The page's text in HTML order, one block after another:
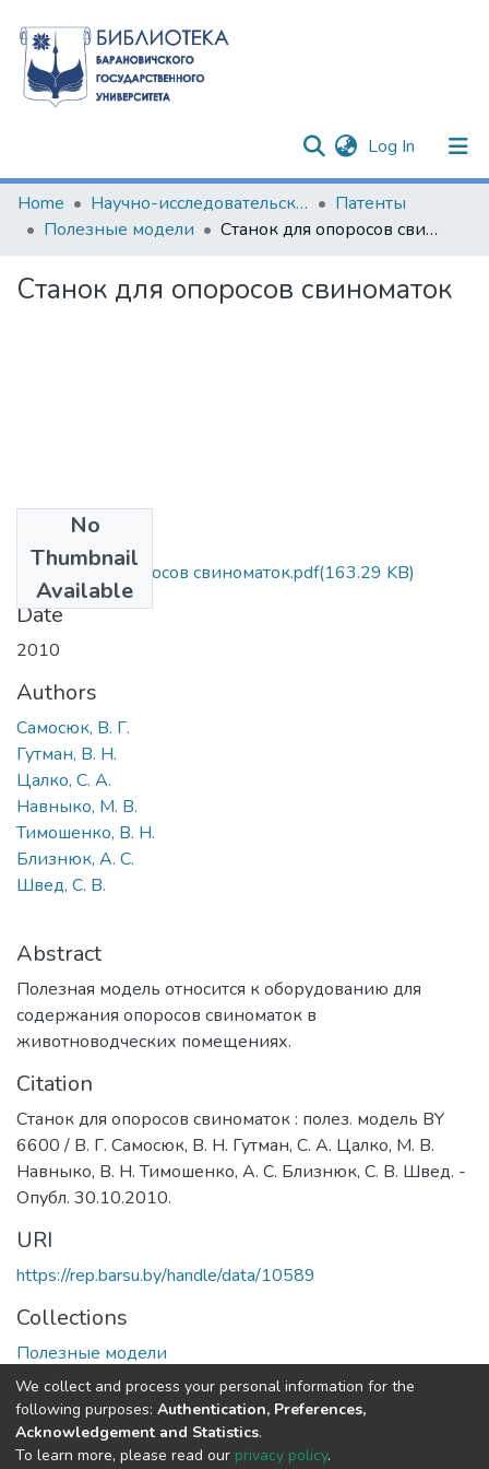
Log In (current)
Communities & Collections
Statistics
Home Научно-исследовательские разработки
Патенты
Полезные модели
Станок для опоросов свиноматок
Станок для опоросов свиноматок
No
Thumbnail
Available
Станок для опоросов свиноматок.pdf(163.29 KB)
Date
2010
Authors
Самосюк, В. Г.
Гутман, В. Н.
Цалко, С. А.
Навныко, М. В.
Тимошенко, В. Н.
Близнюк, А. С.
Швед, С. В.
Abstract
Полезная модель относится к оборудованию для
содержания опоросов свиноматок в
животноводческих помещениях.
Citation
Станок для опоросов свиноматок : полез. модель BY
6600 / В. Г. Самосюк, В. Н. Гутман, С. А. Цалко, М. В.
Навныко, В. Н. Тимошенко, А. С. Близнюк, С. В. Швед. -
Опубл. 30.10.2010.
URI
https://rep.barsu.by/handle/data/10589
Collections
Полезные модели
Full item page
We collect and process your personal information for the
following purposes: Authentication, Preferences,
Acknowledgement and Statistics.
To learn more, please read our privacy policy.